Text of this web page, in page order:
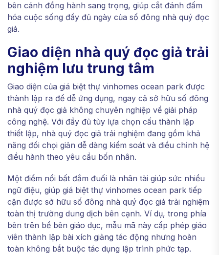
bên cánh đồng hành sang trọng, giúp cắt đánh đấm
hóa cuộc sống đầy đủ ngày của số đông nhà quý đọc
giả.
Giao diện nhà quý đọc giả trải
nghiệm lưu trung tâm
Giao diện của giá biệt thự vinhomes ocean park được
thành lập ra để dễ ứng dụng, ngay cả sở hữu số đông
nhà quý đọc giả không chuyên nghiệp về giải pháp
công nghệ. Với đầy đủ tùy lựa chọn cấu thành lập
thiết lập, nhà quý đọc giả trải nghiệm đang gồm khả
năng đối chọi giản dễ dàng kiểm soát và điều chỉnh hệ
điều hành theo yêu cầu bốn nhân.
Một điểm nổi bất đắm đuối là nhân tài giúp sức nhiều
ngữ điệu, giúp giá biệt thự vinhomes ocean park tiếp
cận được sở hữu số đông nhà quý đọc giả trải nghiệm
toàn thị trường dung dịch bên cạnh. Ví dụ, trong phía
bên trên bề bên giáo dục, mẫu mã này cấp phép giáo
viên thành lập bài xích giảng tác động nhưng hoàn
toàn không bắt buộc tác dụng lập trình phức tạp.